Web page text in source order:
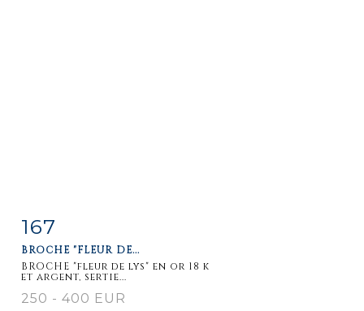
Fiche
détaillée
167
BROCHE "FLEUR DE...
BROCHE "fleur de lys" en or 18 k
et argent, sertie...
250 - 400 EUR